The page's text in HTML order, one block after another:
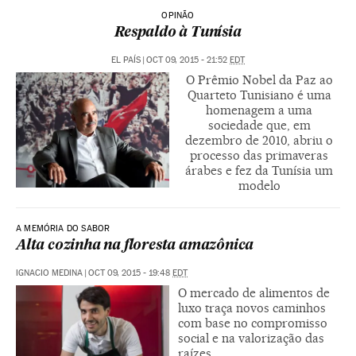
OPINÃO
Respaldo à Tunísia
EL PAÍS | OCT 09, 2015 - 21:52 EDT
O Prêmio Nobel da Paz ao
Quarteto Tunisiano é uma
homenagem a uma
sociedade que, em
dezembro de 2010, abriu o
processo das primaveras
árabes e fez da Tunísia um
modelo
A MEMÓRIA DO SABOR
Alta cozinha na floresta amazônica
IGNACIO MEDINA | OCT 09, 2015 - 19:48 EDT
O mercado de alimentos de
luxo traça novos caminhos
com base no compromisso
social e na valorização das